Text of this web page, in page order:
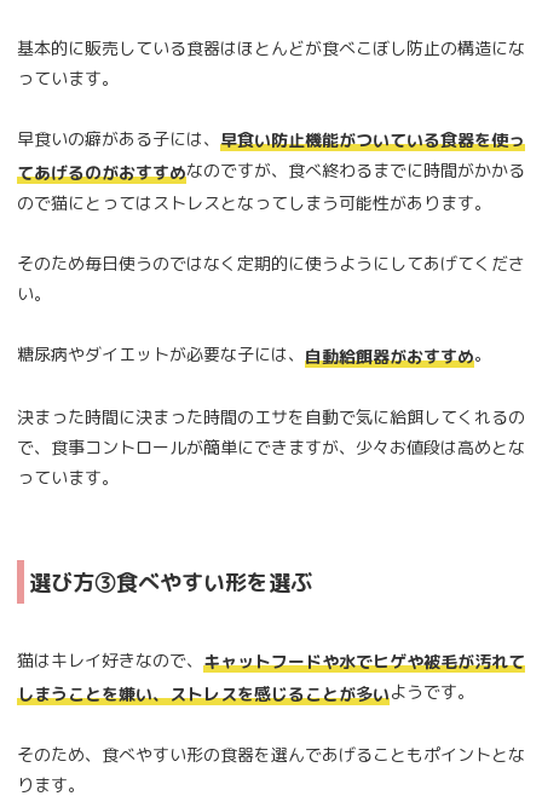
基本的に販売している食器はほとんどが食べこぼし防止の構造にな
っています。
早食いの癖がある子には、 早食い防止機能がついている食器を使っ
てあげるのがおすすめなのですが、食べ終わるまでに時間がかかる
ので猫にとってはストレスとなってしまう可能性があります。
そのため毎日使うのではなく定期的に使うようにしてあげてくださ
い。
糖尿病やダイエットが必要な子には、 自動給餌器がおすすめ。
決まった時間に決まった時間のエサを自動で気に給餌してくれるの
で、食事コントロールが簡単にできますが、少々お値段は高めとな
っています。
選び方③食べやすい形を選ぶ
猫はキレイ好きなので、 キャットフードや水でヒゲや被毛が汚れて
しまうことを嫌い、ストレスを感じることが多いようです。
そのため、食べやすい形の食器を選んであげることもポイントとな
ります。